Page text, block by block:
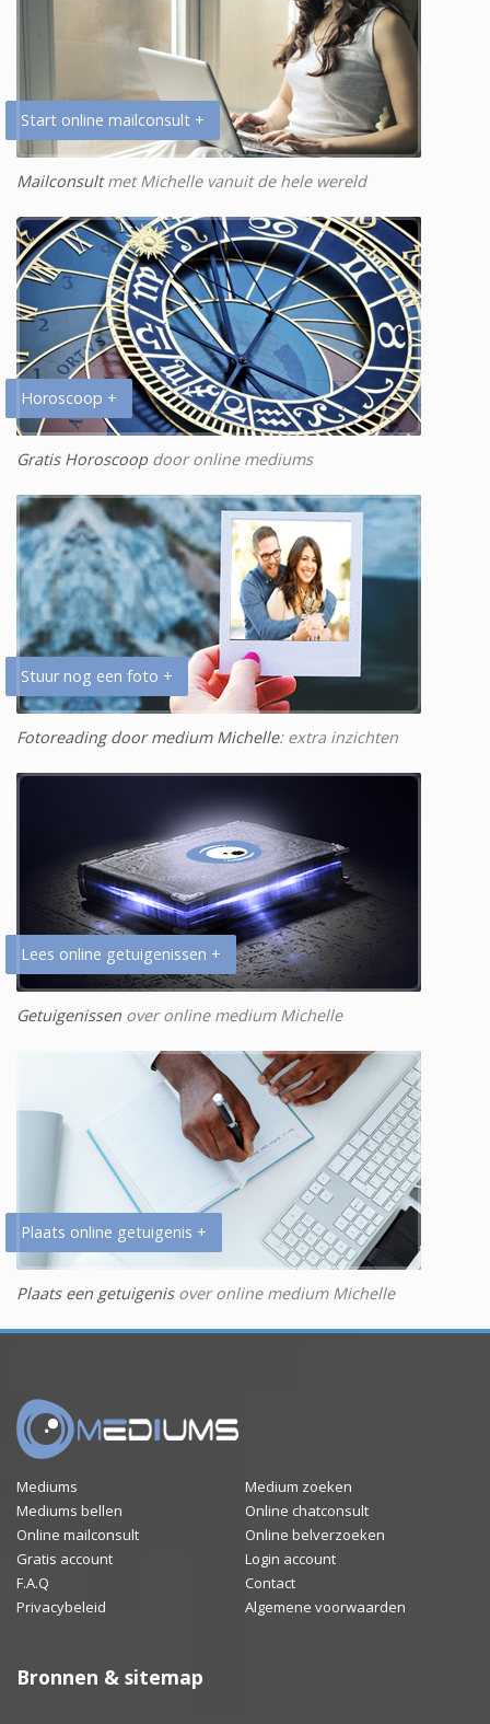
Start online mailconsult +
Mailconsultmet Michelle vanuit de hele wereld
Horoscoop +
Gratis Horoscoopdoor online mediums
Stuur nog een foto +
Fotoreading door medium Michelle: extra inzichten
Lees online getuigenissen +
Getuigenissen over online medium Michelle
Plaats online getuigenis +
Plaats een getuigenisover online medium Michelle
Mediums
Medium zoeken
Mediums bellen
Online chatconsult
Online mailconsult
Online belverzoeken
Gratis account
Login account
F.A.Q
Contact
Privacybeleid
Algemene voorwaarden
Bronnen & sitemap